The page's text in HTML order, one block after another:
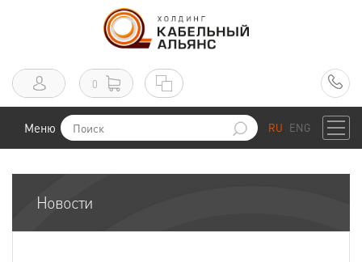
0
Меню RU ENG
Новости